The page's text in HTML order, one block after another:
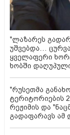
"ლაზარეს
უშვებდა…
ყველაფერი
ხობში
"რუსეთმა
ტერიტორიების
რეჟიმის და
გადაფარავს ამ